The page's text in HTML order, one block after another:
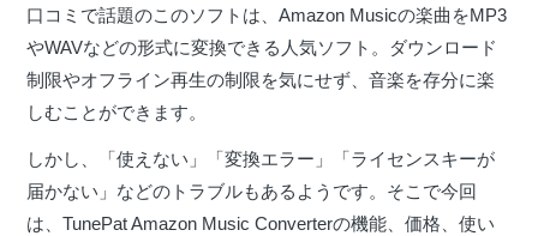
口コミで話題のこのソフトは、Amazon Musicの楽曲をMP3
やWAVなどの形式に変換できる人気ソフト。ダウンロード
制限やオフライン再生の制限を気にせず、音楽を存分に楽
しむことができます。
しかし、「使えない」「変換エラー」「ライセンスキーが
届かない」などのトラブルもあるようです。そこで今回
は、TunePat Amazon Music Converterの機能、価格、使い